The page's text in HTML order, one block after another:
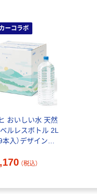
ーコラボ
おいしい水 天然
ルレスボトル 2L
本入）デザインカ
（税込）